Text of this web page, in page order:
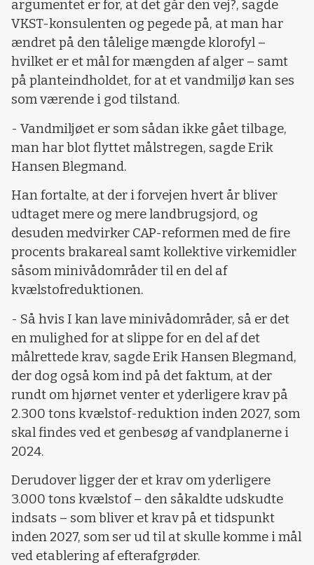
argumentet er for, at det går den vej?, sagde
VKST-konsulenten og pegede på, at man har
ændret på den tålelige mængde klorofyl –
hvilket er et mål for mængden af alger – samt
på planteindholdet, for at et vandmiljø kan ses
som værende i god tilstand.
- Vandmiljøet er som sådan ikke gået tilbage,
man har blot flyttet målstregen, sagde Erik
Hansen Blegmand.
Han fortalte, at der i forvejen hvert år bliver
udtaget mere og mere landbrugsjord, og
desuden medvirker CAP-reformen med de fire
procents brakareal samt kollektive virkemidler
såsom minivådområder til en del af
kvælstofreduktionen.
- Så hvis I kan lave minivådområder, så er det
en mulighed for at slippe for en del af det
målrettede krav, sagde Erik Hansen Blegmand,
der dog også kom ind på det faktum, at der
rundt om hjørnet venter et yderligere krav på
2.300 tons kvælstof-reduktion inden 2027, som
skal findes ved et genbesøg af vandplanerne i
2024.
Derudover ligger der et krav om yderligere
3.000 tons kvælstof – den såkaldte udskudte
indsats – som bliver et krav på et tidspunkt
inden 2027, som ser ud til at skulle komme i mål
ved etablering af efterafgrøder.